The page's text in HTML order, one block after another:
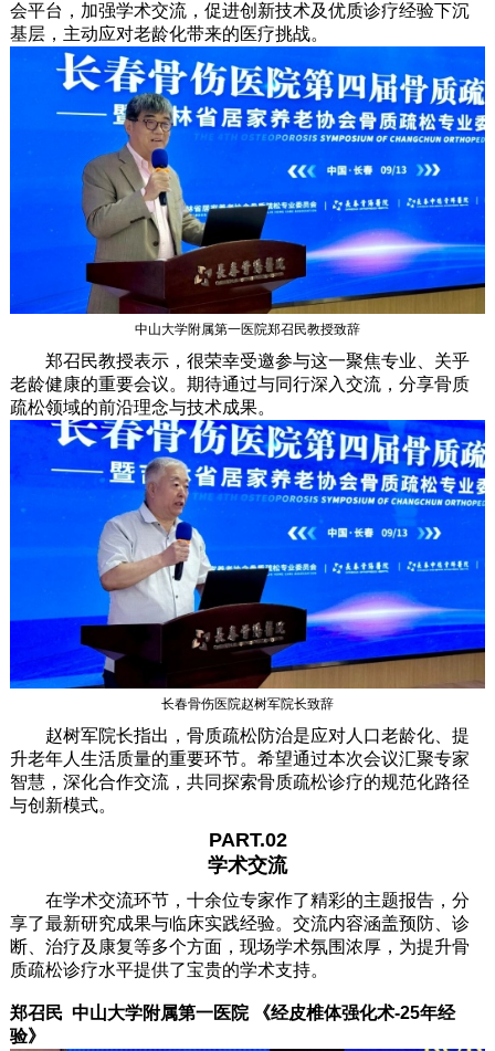
会平台，加强学术交流，促进创新技术及优质诊疗经验下沉
基层，主动应对老龄化带来的医疗挑战。
中山大学附属第一医院郑召民教授致辞
郑召民教授表示，很荣幸受邀参与这一聚焦专业、关乎
老龄健康的重要会议。期待通过与同行深入交流，分享骨质
疏松领域的前沿理念与技术成果。
长春骨伤医院赵树军院长致辞
赵树军院长指出，骨质疏松防治是应对人口老龄化、提
升老年人生活质量的重要环节。希望通过本次会议汇聚专家
智慧，深化合作交流，共同探索骨质疏松诊疗的规范化路径
与创新模式。
PART.02
学术交流
在学术交流环节，十余位专家作了精彩的主题报告，分
享了最新研究成果与临床实践经验。交流内容涵盖预防、诊
断、治疗及康复等多个方面，现场学术氛围浓厚，为提升骨
质疏松诊疗水平提供了宝贵的学术支持。
郑召民 中山大学附属第一医院 《经皮椎体强化术-25年经
验》